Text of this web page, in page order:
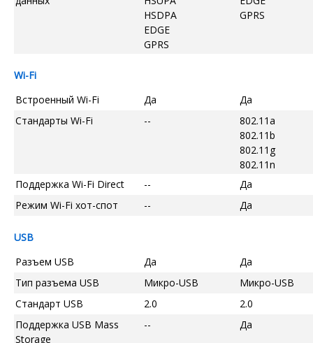
HSDPA
EDGE
GPRS
GPRS
Wi-Fi
Встроенный Wi-Fi
Да
Да
Стандарты Wi-Fi
--
802.11a
802.11b
802.11g
802.11n
Поддержка Wi-Fi Direct
--
Да
Режим Wi-Fi хот-спот
-- Да
USB
Разъем USB
Да
Да
Тип разъема USB
Микро-USB
Микро-USB
Стандарт USB
2.0
2.0
Поддержка USB Mass
Storage
-- Да